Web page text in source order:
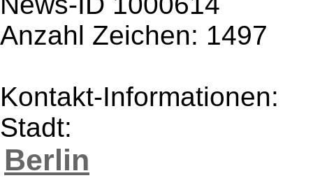
Anzahl Zeichen: 1497
Kontakt-Informationen:
Stadt:
Berlin